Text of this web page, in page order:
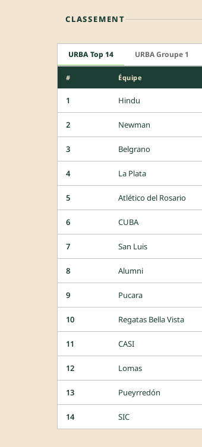
CLASSEMENT
URBA Top 14 URBA Groupe 1
# Équipe
1 Hindu
2 Newman
3 Belgrano
4 La Plata
5 Atlético del Rosario
6 CUBA
7 San Luis
8 Alumni
9 Pucara
10 Regatas Bella Vista
11 CASI
12 Lomas
13 Pueyrredón
14 SIC